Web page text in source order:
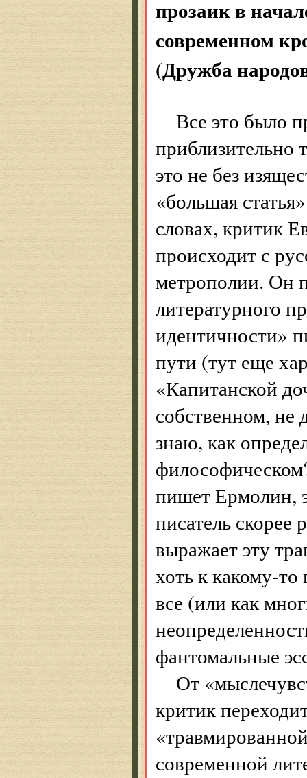
прозаик в
современном
(Дружба
Все это было
приблизительно
это не без
«большая
словах, критик
происходит с
метрополии. Он
литературного
идентичности»
пути (тут еще
«Капитанской
собственном, не
знаю, как
пишет Ермолин,
писатель скорее
выражает эту
хоть к какому-
все (или как
фантомальные
От
критик
современной